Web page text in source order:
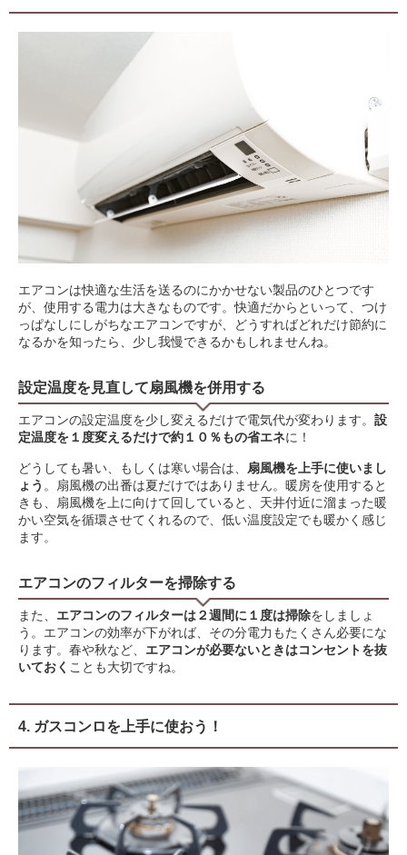
エアコンは快適な生活を送るのにかかせない製品のひとつです
が、使用する電力は大きなものです。快適だからといって、つけ
っぱなしにしがちなエアコンですが、どうすればどれだけ節約に
なるかを知ったら、少し我慢できるかもしれませんね。
設定温度を見直して扇風機を併用する
エアコンの設定温度を少し変えるだけで電気代が変わります。 設
定温度を１度変えるだけで約１０％もの省エネに！
どうしても暑い、もしくは寒い場合は、 扇風機を上手に使いまし
ょう 。扇風機の出番は夏だけではありません。暖房を使用すると
きも、扇風機を上に向けて回していると、天井付近に溜まった暖
かい空気を循環させてくれるので、低い温度設定でも暖かく感じ
ます。
エアコンのフィルターを掃除する
また、 エアコンのフィルターは２週間に１度は掃除をしましょ
う。エアコンの効率が下がれば、その分電力もたくさん必要にな
ります。春や秋など、 エアコンが必要ないときはコンセントを抜
いておく ことも大切ですね。
4. ガスコンロを上手に使おう！